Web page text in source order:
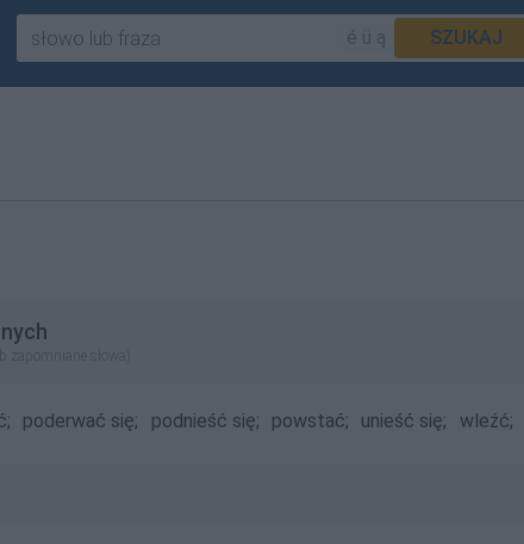
SZUKAJ
słowa)
poderwać się; podnieść się; powstać; unieść się; wleźć;